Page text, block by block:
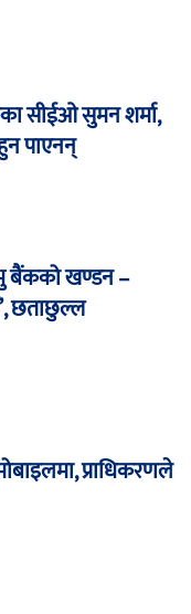
सीईओ सुमन शर्मा,
पाएनन्
बैंकको खण्डन –
छताछुल्ल
प्राधिकरणले